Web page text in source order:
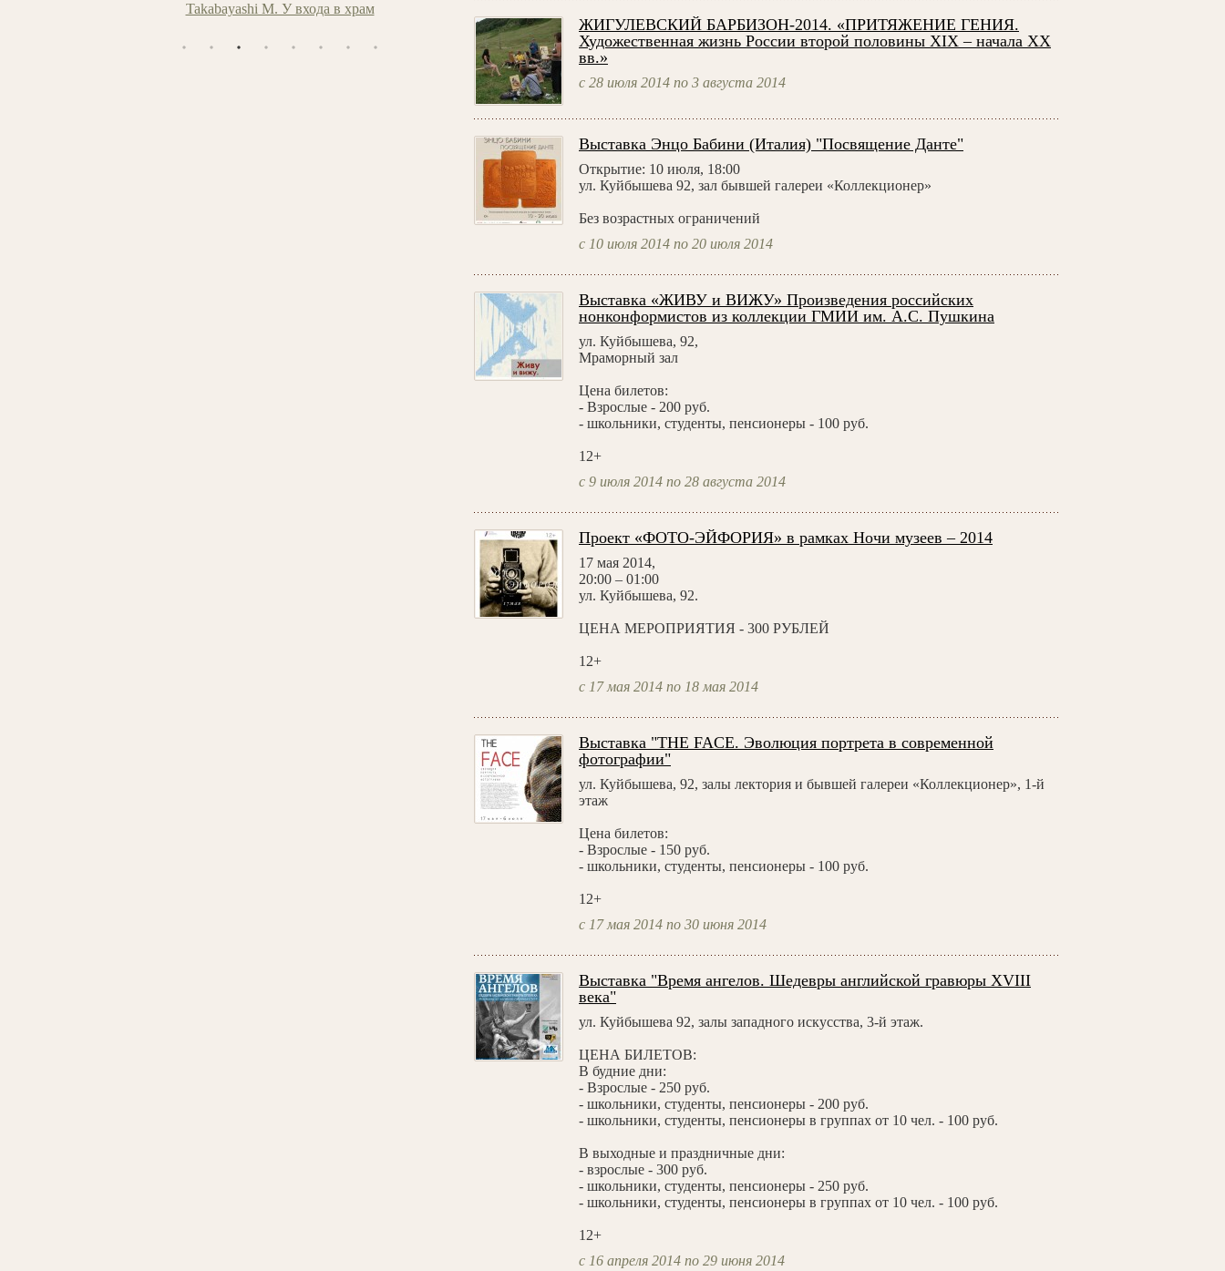
Takabayashi M. У входа в храм
во гроб
ЖИГУЛЕВСКИЙ БАРБИЗОН-2014. «ПРИТЯЖЕНИЕ ГЕНИЯ.
Художественная жизнь России второй половины XIX – начала XX
вв.»
с 28 июля 2014 по 3 августа 2014
Выставка Энцо Бабини (Италия) "Посвящение Данте"
Открытие: 10 июля, 18:00
ул. Куйбышева 92, зал бывшей галереи «Коллекционер»
Без возрастных ограничений
с 10 июля 2014 по 20 июля 2014
Выставка «ЖИВУ и ВИЖУ» Произведения российских
нонконформистов из коллекции ГМИИ им. А.С. Пушкина
ул. Куйбышева, 92,
Мраморный зал
Цена билетов:
- Взрослые - 200 руб.
- школьники, студенты, пенсионеры - 100 руб.
12+
с 9 июля 2014 по 28 августа 2014
Проект «ФОТО-ЭЙФОРИЯ» в рамках Ночи музеев – 2014
17 мая 2014,
20:00 – 01:00
ул. Куйбышева, 92.
ЦЕНА МЕРОПРИЯТИЯ - 300 РУБЛЕЙ
12+
с 17 мая 2014 по 18 мая 2014
Выставка "THE FACE. Эволюция портрета в современной
фотографии"
ул. Куйбышева, 92, залы лектория и бывшей галереи «Коллекционер», 1-й
этаж
Цена билетов:
- Взрослые - 150 руб.
- школьники, студенты, пенсионеры - 100 руб.
12+
с 17 мая 2014 по 30 июня 2014
Выставка "Время ангелов. Шедевры английской гравюры XVIII
века"
ул. Куйбышева 92, залы западного искусства, 3-й этаж.
ЦЕНА БИЛЕТОВ:
В будние дни:
- Взрослые - 250 руб.
- школьники, студенты, пенсионеры - 200 руб.
- школьники, студенты, пенсионеры в группах от 10 чел. - 100 руб.
В выходные и праздничные дни:
- взрослые - 300 руб.
- школьники, студенты, пенсионеры - 250 руб.
- школьники, студенты, пенсионеры в группах от 10 чел. - 100 руб.
12+
с 16 апреля 2014 по 29 июня 2014